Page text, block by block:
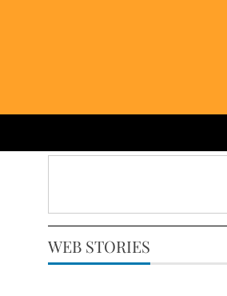
WEB STORIES